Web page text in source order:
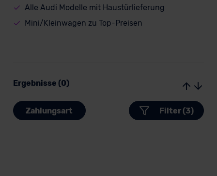
Alle Audi Modelle mit Haustürlieferung
Mini/Kleinwagen zu Top-Preisen
Ergebnisse (0)
Zahlungsart Filter (3)